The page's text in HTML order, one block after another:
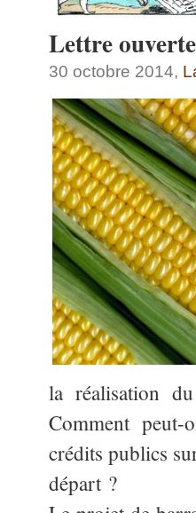
Lettre ouverte
30 octobre 2014,
la réalisation
Comment
crédits publics
départ ?